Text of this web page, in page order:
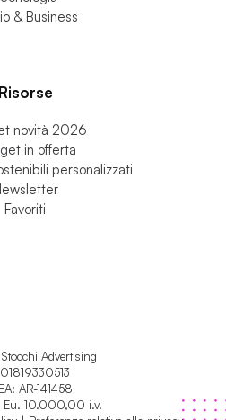
& Business
Risorse
novità 2026
in offerta
personalizzati
Favoriti
Advertising
AR-141458
Eu. 10.000,00 i.v.